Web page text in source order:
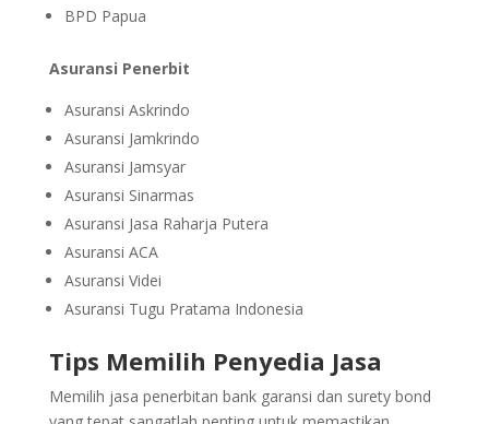
BPD Papua
Asuransi Penerbit
Asuransi Askrindo
Asuransi Jamkrindo
Asuransi Jamsyar
Asuransi Sinarmas
Asuransi Jasa Raharja Putera
Asuransi ACA
Asuransi Videi
Asuransi Tugu Pratama Indonesia
Tips Memilih Penyedia Jasa
Memilih jasa penerbitan bank garansi dan surety bond